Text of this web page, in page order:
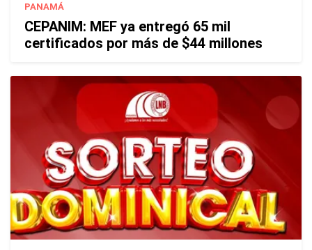
PANAMÁ
CEPANIM: MEF ya entregó 65 mil
certificados por más de $44 millones